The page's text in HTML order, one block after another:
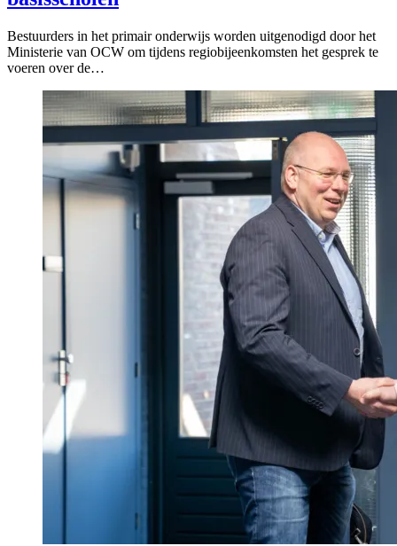
Bestuurders in het primair onderwijs worden uitgenodigd door het
Ministerie van OCW om tijdens regiobijeenkomsten het gesprek te
voeren over de…